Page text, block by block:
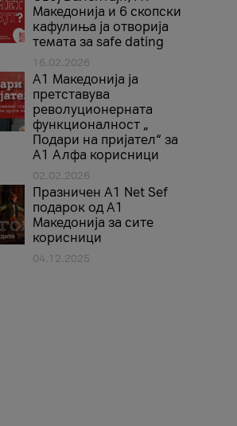
Македонија и 6 скопски
кафулиња ја отворија
темата за safe dating
16.02.2026
А1 Македонија ја
претставува
револуционерната
функционалност „
Подари на пријател“ за
А1 Алфа корисници
02.02.2026
Празничен A1 Net Sеf
подарок од А1
Македонија за сите
корисници
04.12.2025